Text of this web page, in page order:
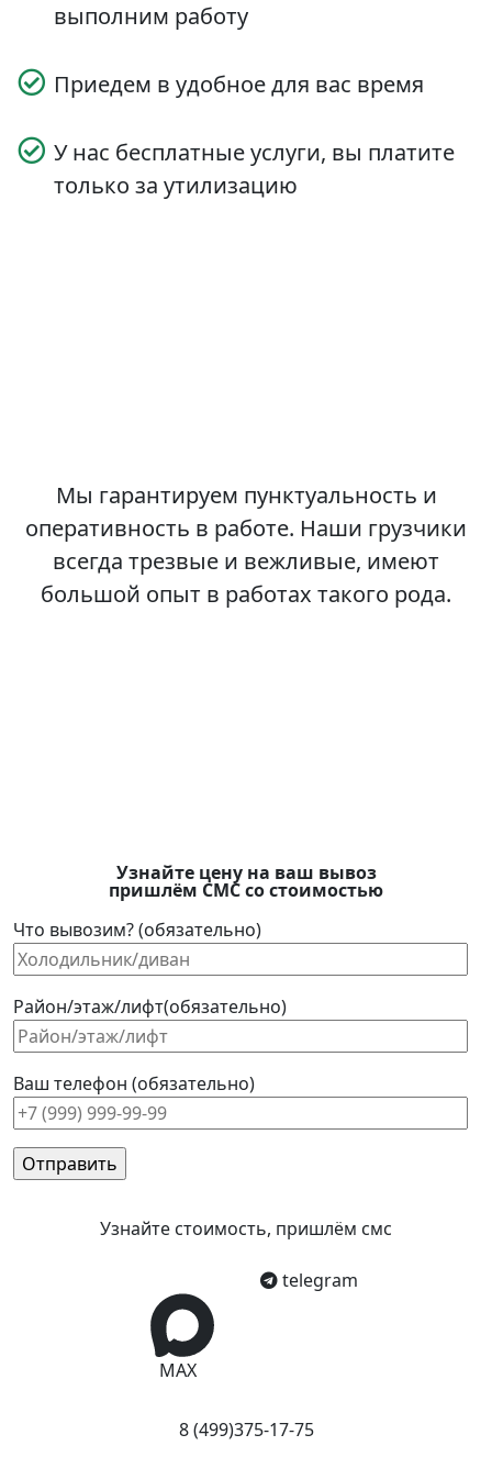
выполним работу
Приедем в удобное для вас время
У нас бесплатные услуги, вы платите
только за утилизацию
Мы гарантируем пунктуальность и
оперативность в работе. Наши грузчики
всегда трезвые и вежливые, имеют
большой опыт в работах такого рода.
Узнайте цену на ваш вывоз
пришлём СМС со стоимостью
Что вывозим? (обязательно)
Район/этаж/лифт(обязательно)
Ваш телефон (обязательно)
Узнайте стоимость, пришлём смс
MAX
telegram
8 (499)375-17-75